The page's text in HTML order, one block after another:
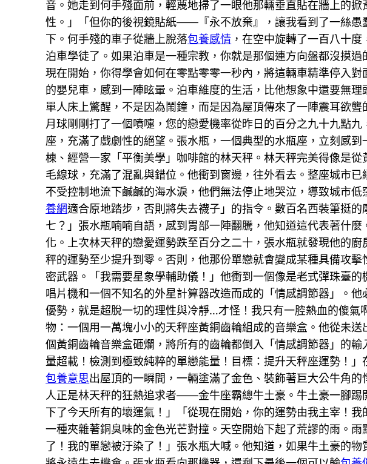
音。她走到何手殘面前，輕蔑地掃了一眼他那輛垂直貼在牆上的
性。」「但你的後視鏡貼紙——『永不放棄』，讓我看到了一絲愚
下。何手殘的車子從牆上脫落包養感情 ，在空中旋轉了一百八十
泊車學徒了。如果泊車是一種宗教，你就是那個連方向盤都沒摸
現在開始，你得學會如何在零點零零一秒內，將這輛車精準停入
的嬰兒車，感到一陣眩暈。泊車維度的生活，比他想象中還要無
單人床上驚醒，不是因為鬧鐘，而是因為屋頂傳來了一陣震耳欲
月球剛剛打了一個噴嚏，您的戀愛機率從昨日的百分之九十九點
座，充滿了戲劇性的絕望。張水瓶，一個典型的水瓶座，立刻感
棟、經營一家「平衡美學」咖啡館的林天秤。林天秤完美得像是
毛線球，充滿了混亂與錯位。他衝到窗邊，往外看去。整座城市
不受控制地流下鹹鹹的海水淚，他們無法停止地哭泣，導致城市
養網適合原地踏步，否則將失去襪子」的指令。數百名西裝筆挺
七？」張水瓶喃喃自語，感到胃部一陣翻騰，他知道這代表著什
化。上次林天秤的戀愛運勢跌至百分之二十，張水瓶就發現他的
秤的運勢至少提升到零。否則，他那份單戀就會變成某種具備攻
密武器。「我需要星象學輔助儀！」他衝到一個像是老式彈珠臺
唱片機和一個不知名的外星計算器改造而成的「情感調節器」。
優勢，就是超脫一切的理性與冷靜…才怪！我只有一腔熱血的傻
物：一個用一萬塊小小的天秤座黃銅齒輪組成的音樂盒。他從未
個黃銅齒輪音樂盒砸爛，將所有的齒輪都倒入「情感調節器」的
量超載！檢測到極致純粹的單戀能量！目標：提升天秤座運勢！
包養意思出屋頂的一瞬間，一輛塗滿了金色、裝飾著巨大公牛角
人正是林天秤的狂熱追求者——金牛座霸總牛土豪。牛土豪一腳踢
下了今天所有的壞運氣！」「從現在開始，你的運勢由我主宰！
一種夾雜著銅臭味的金色光芒對撞。天空開始下起了荒謬的雨。
了！我的單戀被汙染了！」張水瓶大喊。他知道，如果牛土豪的物